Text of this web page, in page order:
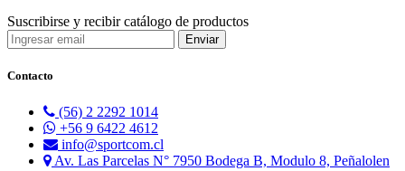
Suscribirse y recibir catálogo de productos
Contacto
(56) 2 2292 1014
+56 9 6422 4612
info@sportcom.cl
Av. Las Parcelas N° 7950 Bodega B, Modulo 8, Peñalolen